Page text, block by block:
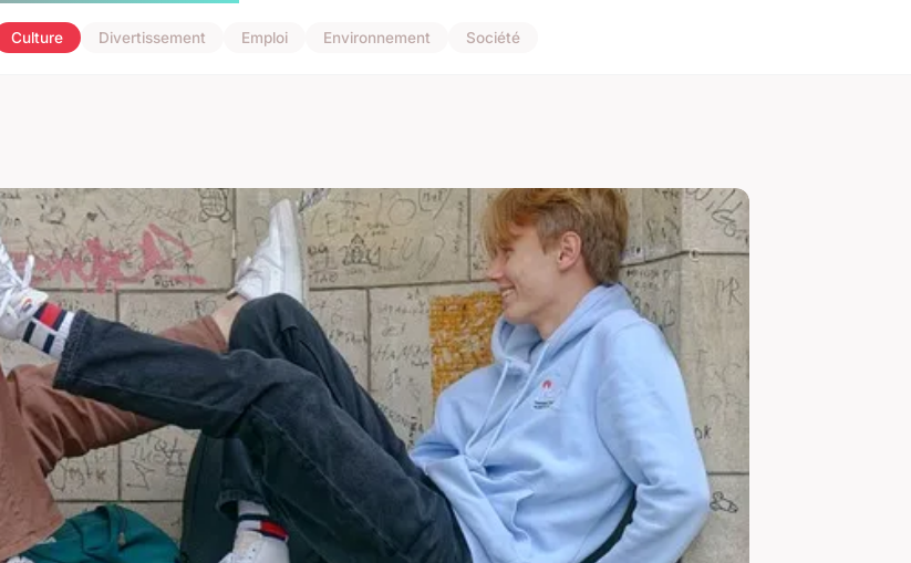
Culture Divertissement Emploi Environnement Société